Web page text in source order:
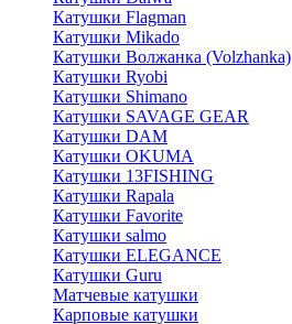
Катушки Flagman
Катушки Mikado
Катушки Волжанка (Volzhanka)
Катушки Ryobi
Катушки Shimano
Катушки SAVAGE GEAR
Катушки DAM
Катушки OKUMA
Катушки 13FISHING
Катушки Rapala
Катушки Favorite
Катушки salmo
Катушки ELEGANCE
Катушки Guru
Матчевые катушки
Карповые катушки